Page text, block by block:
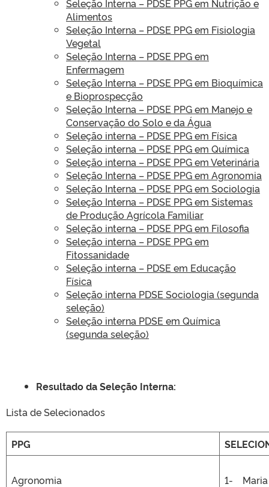
Seleção Interna – PDSE PPG em Nutrição e
Alimentos
Seleção Interna – PDSE PPG em Fisiologia
Vegetal
Seleção Interna – PDSE PPG em
Enfermagem
Seleção Interna – PDSE PPG em Bioquímica
e Bioprospecção
Seleção Interna – PDSE PPG em Manejo e
Conservação do Solo e da Água
Seleção interna – PDSE PPG em Física
Seleção interna – PDSE PPG em Química
Seleção interna – PDSE PPG em Veterinária
Seleção Interna – PDSE PPG em Agronomia
Seleção Interna – PDSE PPG em Sociologia
Seleção Interna – PDSE PPG em Sistemas
de Produção Agrícola Familiar
Seleção interna – PDSE PPG em Filosofia
Seleção interna – PDSE PPG em
Fitossanidade
Seleção interna – PDSE em Educação
Física
Seleção interna PDSE Sociologia (segunda
seleção)
Seleção interna PDSE em Química
(segunda seleção)
Resultado da Seleção Interna:
Lista de Selecionados
PPG
Agronomia 1- Maria